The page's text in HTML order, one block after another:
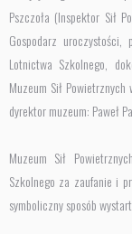
Pszczoła (Inspektor Sił
Gospodarz
Lotnictwa Szkolnego,
Muzeum Sił
dyrektor muzeum: Paweł
Muzeum Sił
Szkolnego za zaufanie i
symboliczny sposób